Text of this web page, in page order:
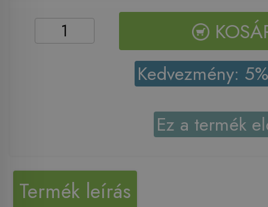
Kedvezmény:
Ez a termék
Termék leírás